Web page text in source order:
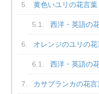
黄色いユリの花言葉
西洋・英語の
オレンジのユリの
西洋・英語の
カサブランカの花言